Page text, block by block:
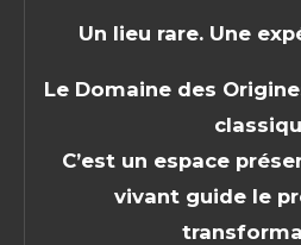
Un lieu rare. Une
Le Domaine des
C’est un espace
vivant guide le